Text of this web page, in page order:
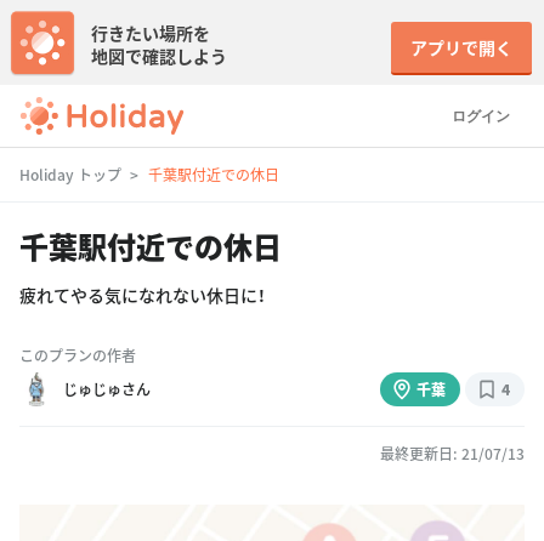
ログイン
行きたい場所を
地図で確認しよう
アプリで開く
Holiday トップ 千葉駅付近での休日
千葉駅付近での休日
疲れてやる気になれない休日に！
このプランの作者
じゅじゅさん
千葉 4
最終更新日: 21/07/13